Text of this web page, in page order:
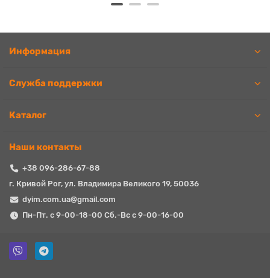
Информация
Служба поддержки
Каталог
Наши контакты
+38 096-286-67-88
г. Кривой Рог, ул. Владимира Великого 19, 50036
dyim.com.ua@gmail.com
Пн-Пт. с 9-00-18-00 Сб.-Вс с 9-00-16-00